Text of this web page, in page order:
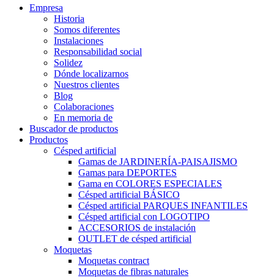
116
96
57
Empresa
Historia
Somos diferentes
Instalaciones
Responsabilidad social
Solidez
Dónde localizarnos
Nuestros clientes
Blog
Colaboraciones
En memoria de
Buscador de productos
Productos
Césped artificial
Gamas de JARDINERÍA-PAISAJISMO
Gamas para DEPORTES
Gama en COLORES ESPECIALES
Césped artificial BÁSICO
Césped artificial PARQUES INFANTILES
Césped artificial con LOGOTIPO
ACCESORIOS de instalación
OUTLET de césped artificial
Moquetas
Moquetas contract
Moquetas de fibras naturales